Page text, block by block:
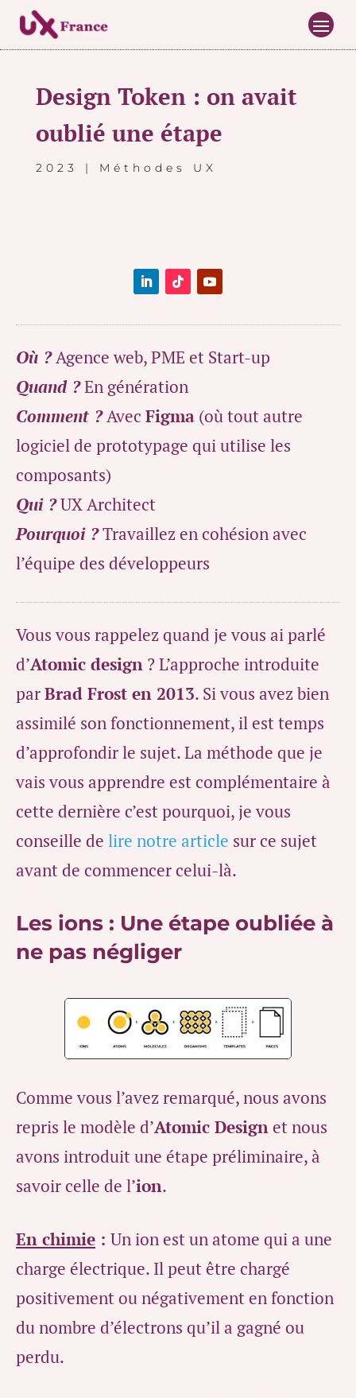
Design Token : on avait
oublié une étape
2023 | Méthodes UX
Où ?Agence web, PME et Start-up
Quand ?En génération
Comment ?Avec Figma (où tout autre
logiciel de prototypage qui utilise les
composants)
Qui ?UX Architect
Pourquoi ?Travaillez en cohésion avec
l’équipe des développeurs
Vous vous rappelez quand je vous ai parlé
d’Atomic design ? L’approche introduite
parBrad Frost en 2013. Si vous avez bien
assimilé son fonctionnement, il est temps
d’approfondir le sujet. La méthode que je
vais vous apprendre est complémentaire à
cette dernière c’est pourquoi, je vous
conseille de lire notre article sur ce sujet
avant de commencer celui-là.
Les ions : Une étape oubliée à
ne pas négliger
Comme vous l’avez remarqué, nous avons
repris le modèle d’Atomic Designet nous
avons introduit une étape préliminaire, à
savoir celle de l’ion.
En chimie : Un ion est un atome qui a une
charge électrique. Il peut être chargé
positivement ou négativement en fonction
du nombre d’électrons qu’il a gagné ou
perdu.